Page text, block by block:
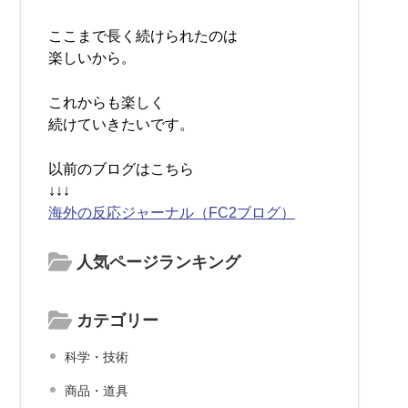
ここまで長く続けられたのは
楽しいから。
これからも楽しく
続けていきたいです。
以前のブログはこちら
↓↓↓
海外の反応ジャーナル（FC2ブログ）
人気ページランキング
カテゴリー
科学・技術
商品・道具